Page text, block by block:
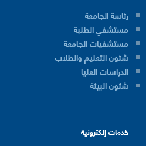
رئاسة الجامعة
مستشفي الطلبة
مستشفيات الجامعة
شئون التعليم والطلاب
الدراسات العليا
شئون البيئة
خدمات إلكترونية